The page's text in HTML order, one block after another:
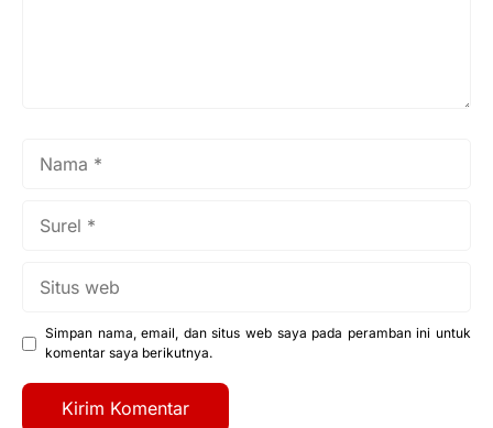
Simpan nama, email, dan situs web saya pada peramban ini untuk
komentar saya berikutnya.